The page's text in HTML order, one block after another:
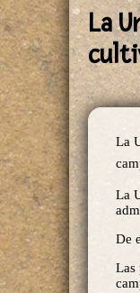
La
La
La
De
Las